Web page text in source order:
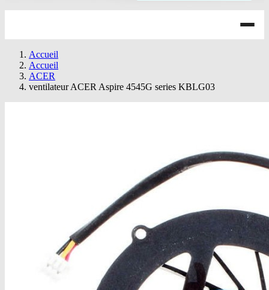
Accueil
Accueil
ACER
ventilateur ACER Aspire 4545G series KBLG03